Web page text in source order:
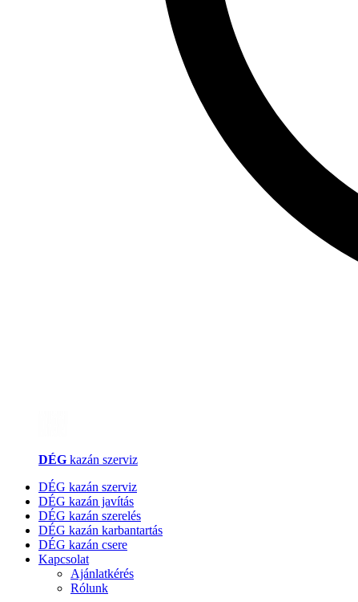
DÉG kazán szerviz
DÉG kazán szerviz
DÉG kazán javítás
DÉG kazán szerelés
DÉG kazán karbantartás
DÉG kazán csere
Kapcsolat
Ajánlatkérés
Rólunk